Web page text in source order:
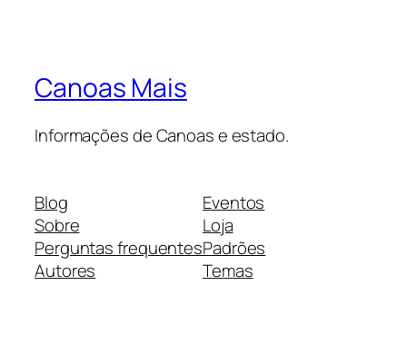
Canoas Mais
Informações de Canoas e estado.
Blog
Sobre
Perguntas frequentes
Autores
Eventos
Loja
Padrões
Temas